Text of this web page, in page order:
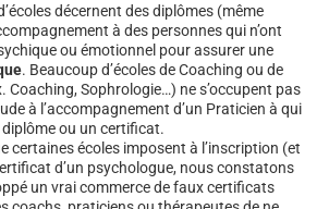
décernent des diplômes (même
à des personnes qui n’ont
ou émotionnel pour assurer une
. Beaucoup d’écoles de Coaching ou de
Coaching, Sophrologie…) ne s’occupent pas
à l’accompagnement d’un Praticien à qui
ou un certificat.
certaines écoles imposent à l’inscription (et
d’un psychologue, nous constatons
un vrai commerce de faux certificats